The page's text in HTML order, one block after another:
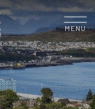
MENU